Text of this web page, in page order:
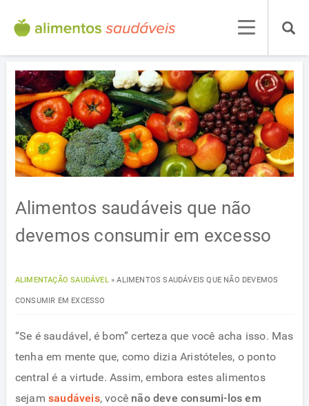
Alimentos saudáveis que não
devemos consumir em excesso
ALIMENTAÇÃO SAUDÁVEL»ALIMENTOS SAUDÁVEIS QUE NÃO DEVEMOS
CONSUMIR EM EXCESSO
“Se é saudável, é bom” certeza que você acha isso. Mas
tenha em mente que, como dizia Aristóteles, o ponto
central é a virtude. Assim, embora estes alimentos
sejam saudáveis, você não deve consumi-los em